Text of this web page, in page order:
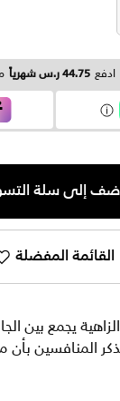
ادفع 44.75 ر.س شهرياً
إلى سلة
القائمة المفضلة
يجمع بين
المنافسين بأن